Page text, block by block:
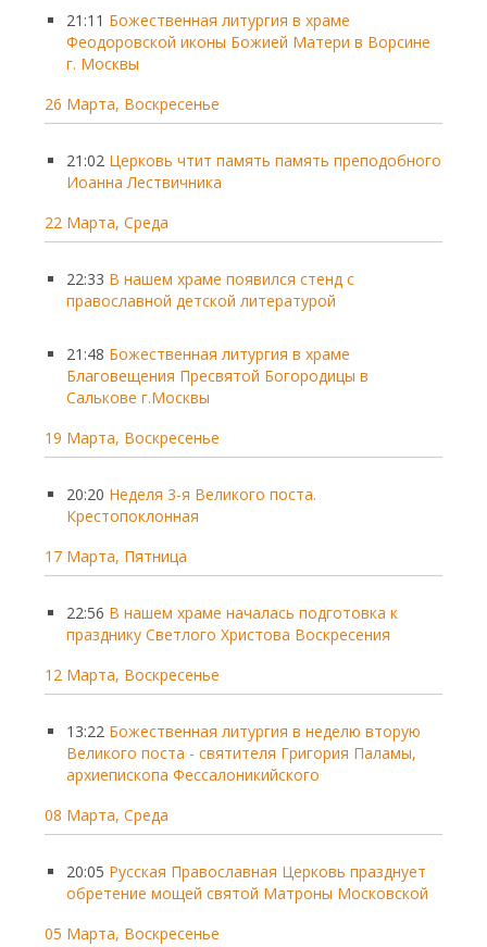
21:11 Божественная литургия в храме
Феодоровской иконы Божией Матери в Ворсине
г. Москвы
26 Марта, Воскресенье
21:02 Церковь чтит память память преподобного
Иоанна Лествичника
22 Марта, Среда
22:33 В нашем храме появился стенд с
православной детской литературой
21:48 Божественная литургия в храме
Благовещения Пресвятой Богородицы в
Салькове г.Москвы
19 Марта, Воскресенье
20:20 Неделя 3-я Великого поста.
Крестопоклонная
17 Марта, Пятница
22:56 В нашем храме началась подготовка к
празднику Светлого Христова Воскресения
12 Марта, Воскресенье
13:22 Божественная литургия в неделю вторую
Великого поста - святителя Григория Паламы,
архиепископа Фессалоникийского
08 Марта, Среда
20:05 Русская Православная Церковь празднует
обретение мощей святой Матроны Московской
05 Марта, Воскресенье